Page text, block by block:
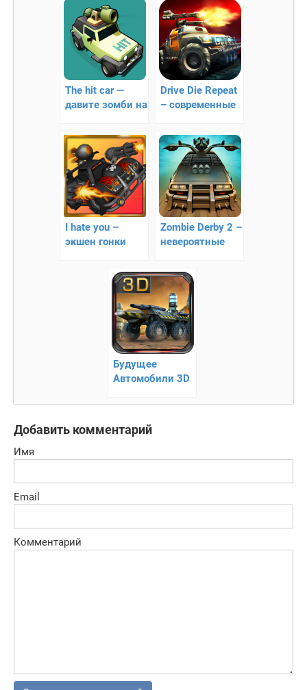
The hit car —
давите зомби на
тормозов!
Drive Die Repeat
– современные
I hate you –
экшен гонки
Zombie Derby 2 –
невероятные
Будущее
Автомобили 3D
Добавить комментарий
Имя
Email
Комментарий